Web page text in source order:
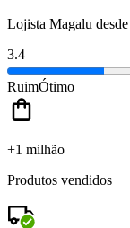
Lojista Magalu
3.4
RuimÓtimo
+1 milhão
Produtos vendidos